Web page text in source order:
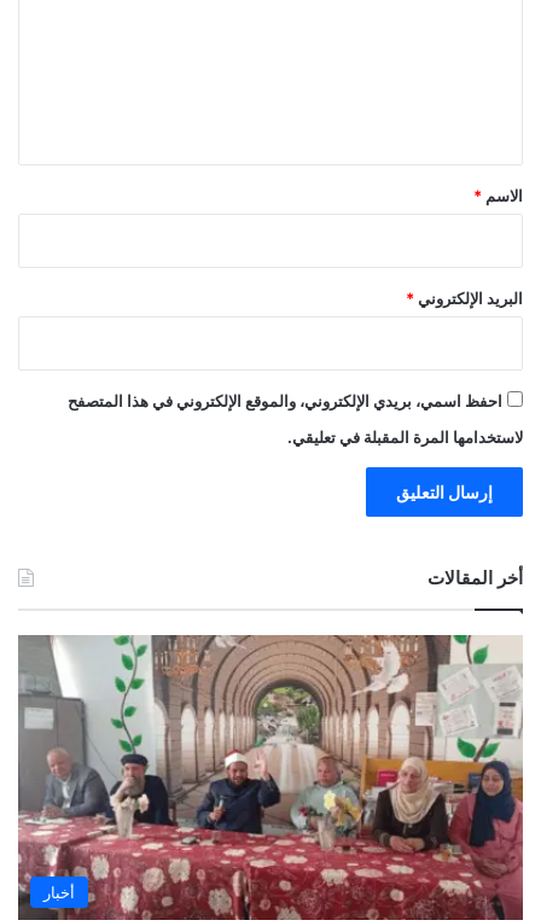
*
الاسم *
البريد الإلكتروني *
احفظ اسمي، بريدي الإلكتروني، والموقع الإلكتروني في هذا المتصفح
لاستخدامها المرة المقبلة في تعليقي.
أخر المقالات
أخبار